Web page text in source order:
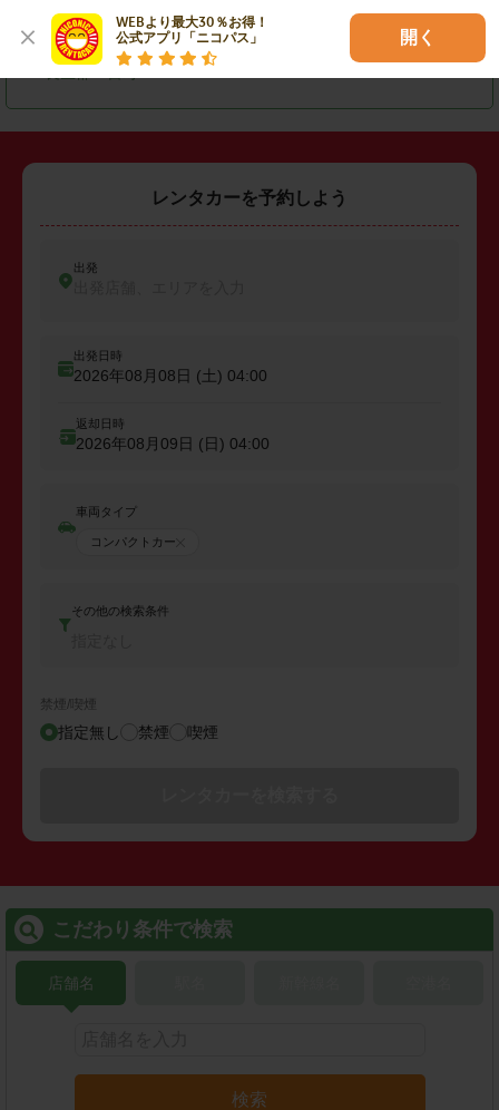
WEBより最大30％お得！
公式アプリ「ニコパス」
開く
・ 匝瑳市 ・大網白里市 山武郡横芝光町
レンタカーを予約しよう
出発
出発日時
2026年08月08日 (土) 04:00
返却日時
2026年08月09日 (日) 04:00
車両タイプ
コンパクトカー
その他の検索条件
禁煙/喫煙
指定無し 禁煙 喫煙
こだわり条件で検索
店舗名
検索